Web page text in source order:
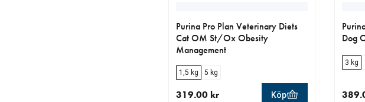
Purina Pro Plan Veterinary Diets
Cat OM St/Ox Obesity
Management
1,5 kg 5 kg
319.00 kr Köp
Dog
3 kg